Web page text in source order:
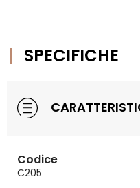
SPECIFICHE
Codice
C205